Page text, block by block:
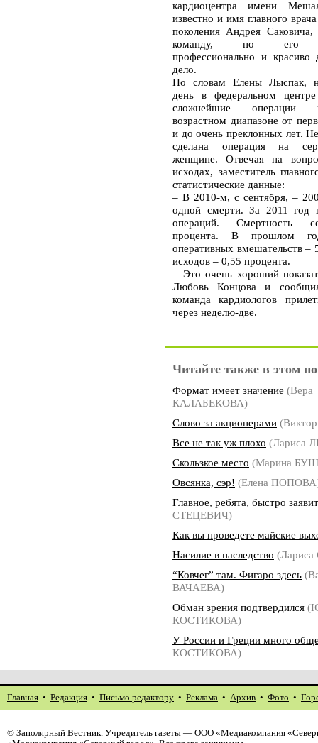
кардиоцентра имени
известно и имя главного
поколения Андрея Саковича,
команду, по его
профессионально и
дело.
По словам Елены Лыспак,
день в федеральном
сложнейшие операции
возрастном диапазоне от
и до очень преклонных лет.
сделана операция на
женщине. Отвечая на
исходах, заместитель
статистические данные:
– В 2010-м, с сентября, –
одной смерти. За 2011 год
операций. Смертность
процента. В прошлом
оперативных вмешательств –
исходов – 0,55 процента.
– Это очень хороший
Любовь Концова и
команда кардиологов
через неделю-две.
Читайте также в этом
Формат имеет значение (Вера
КАЛАБЕКОВА)
Слово за акционерами
Все не так уж плохо (Лариса
Скользкое место (Марина
Овсянка, сэр! (Елена
Главное, ребята, быстро
СТЕЦЕВИЧ)
Как вы проведете майские
Насилие в наследство
“Ковчег” там. Фигаро здесь
ВАЧАЕВА)
Обман зрения подтвердился
КОСТИКОВА)
У России и Греции много
КОСТИКОВА)
Главная • Редакция • Письмо редактору • Реклама • Архив • Фото •
© Заполярный Вестник. Учредитель газеты — ООО «Медиакомпания